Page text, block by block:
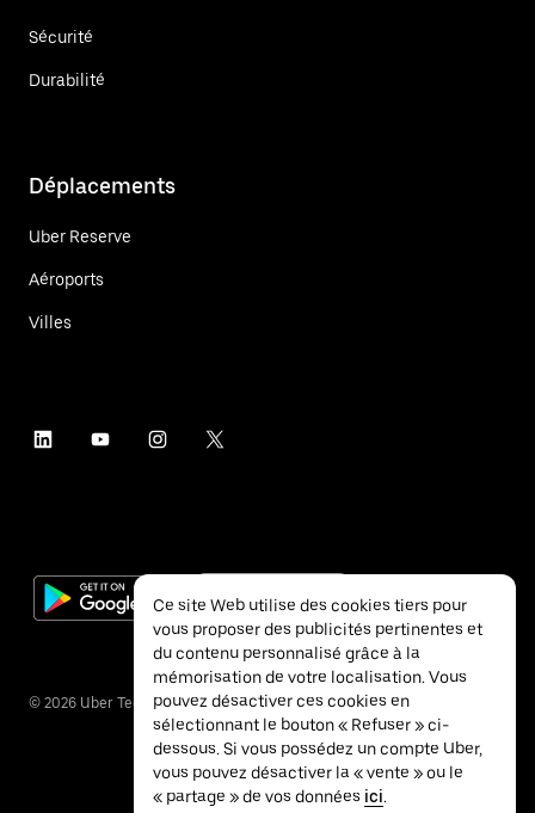
Sécurité
Durabilité
Déplacements
Uber Reserve
Aéroports
Villes
© 2026 Uber Technologies Inc.
Ce site Web utilise des cookies tiers pour
vous proposer des publicités pertinentes et
du contenu personnalisé grâce à la
mémorisation de votre localisation. Vous
pouvez désactiver ces cookies en
sélectionnant le bouton « Refuser » ci-
dessous. Si vous possédez un compte Uber,
vous pouvez désactiver la « vente » ou le
« partage » de vos données ici.